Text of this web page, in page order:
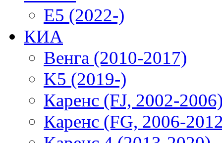
E5 (2022-)
КИА
Венга (2010-2017)
K5 (2019-)
Каренс (FJ, 2002-
Каренс (FG, 2006-